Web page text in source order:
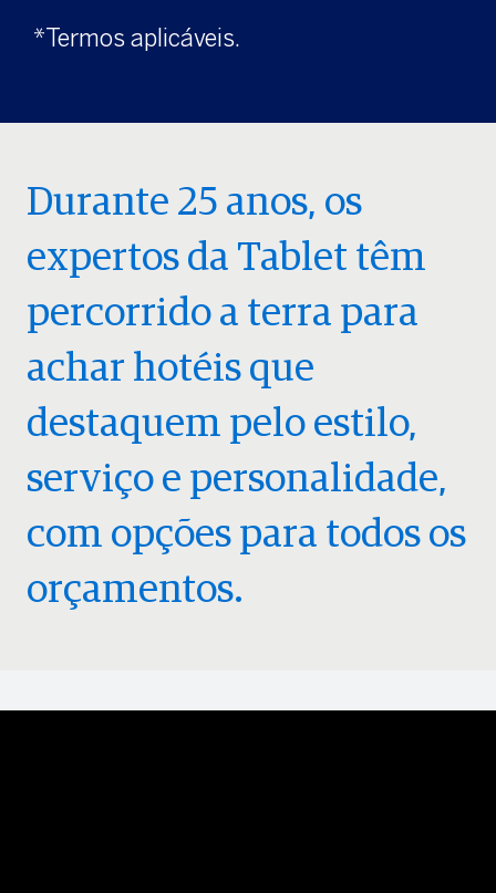
*Termos aplicáveis.
Durante 25 anos, os
expertos da Tablet têm
percorrido a terra para
achar hotéis que
destaquem pelo estilo,
serviço e personalidade,
com opções para todos os
orçamentos.